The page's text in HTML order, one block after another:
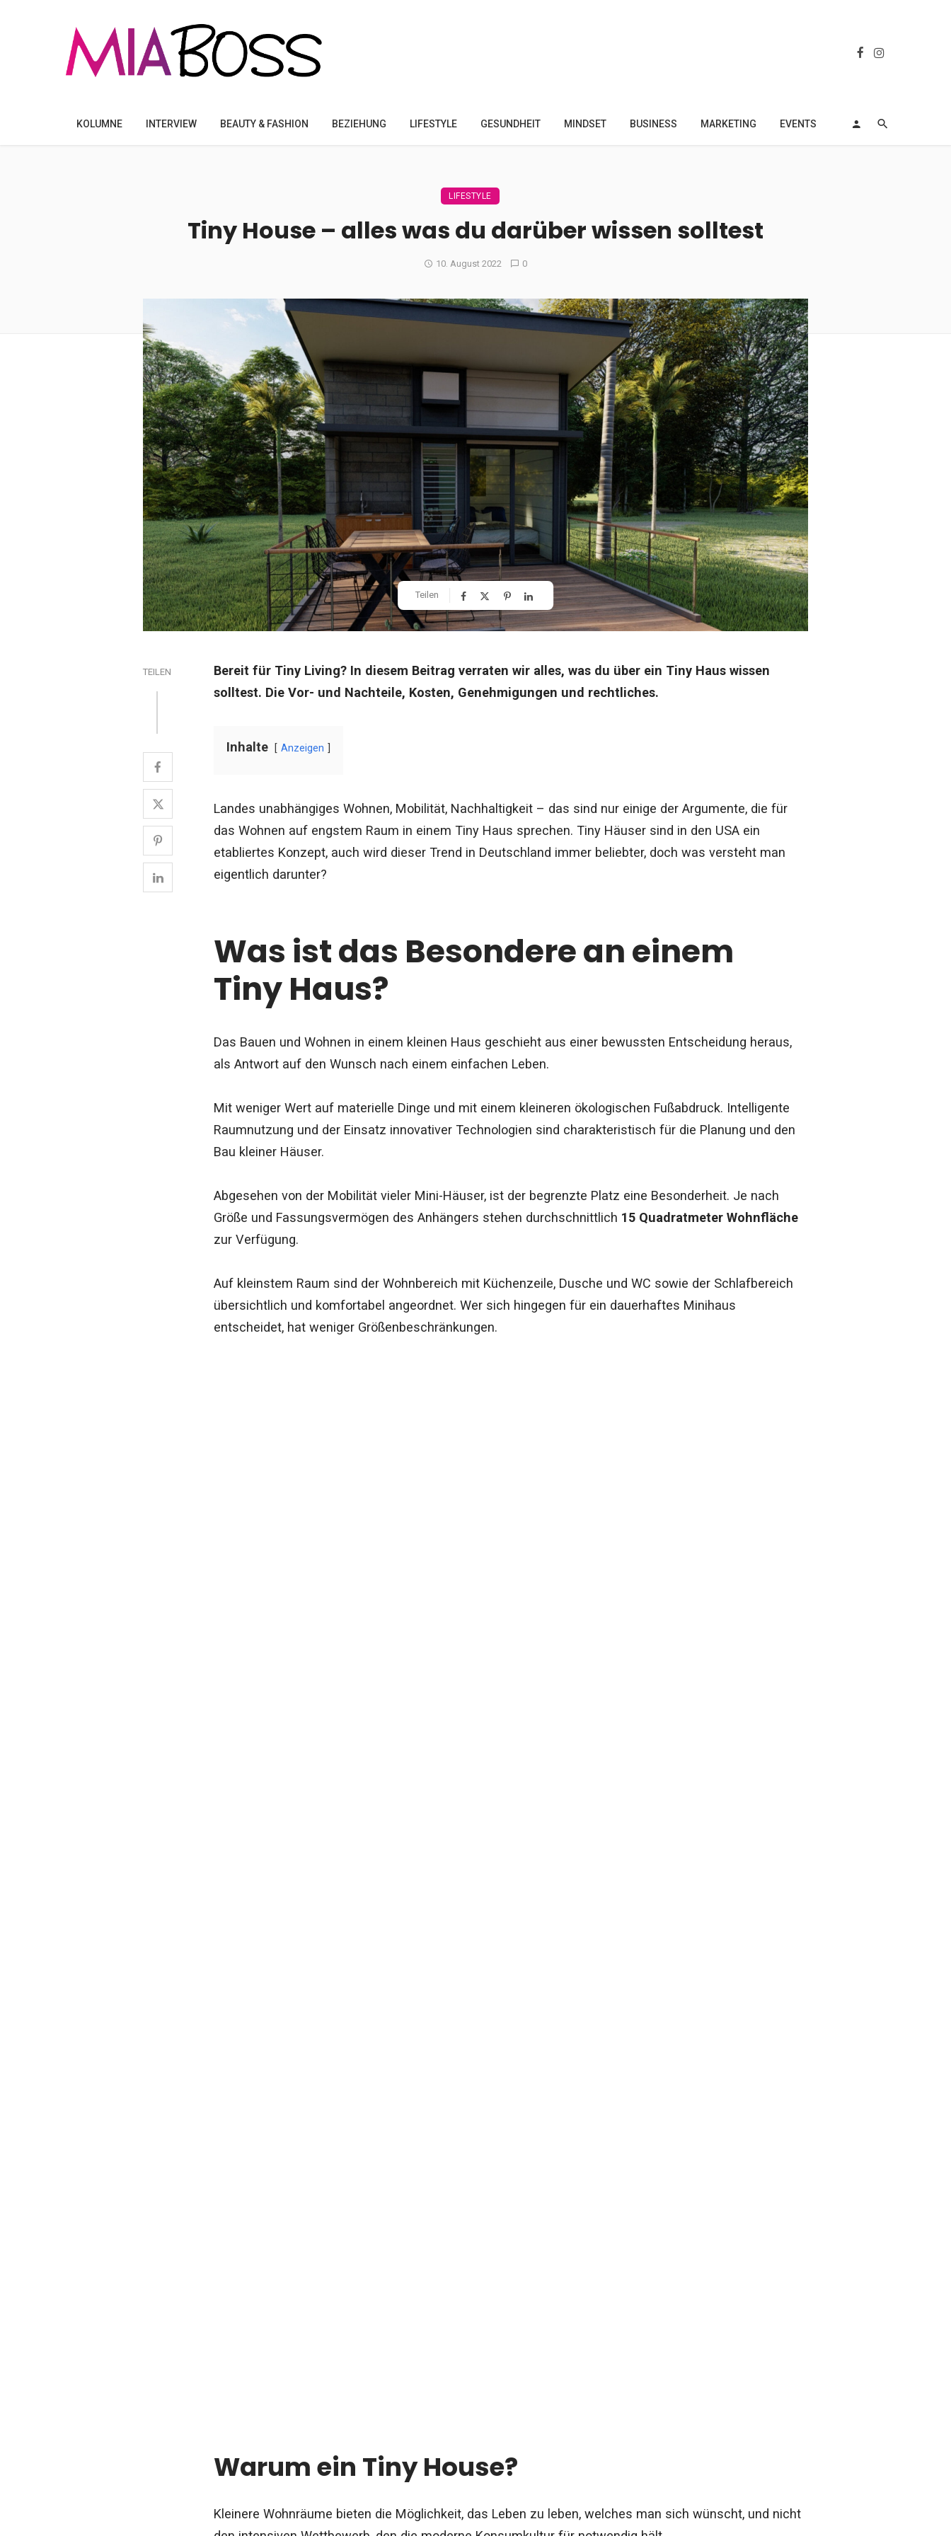
KOLUMNE INTERVIEW BEAUTY & FASHION BEZIEHUNG LIFESTYLE GESUNDHEIT MINDSET BUSINESS MARKETING EVENTS
LIFESTYLE
Tiny House – alles was du darüber wissen solltest
10. August 2022 0
Teilen
TEILEN
Bereit für Tiny Living? In diesem Beitrag verraten wir alles, was du über ein Tiny Haus wissen
solltest. Die Vor- und Nachteile, Kosten, Genehmigungen und rechtliches.
Inhalte Anzeigen
Landes unabhängiges Wohnen, Mobilität, Nachhaltigkeit – das sind nur einige der Argumente, die für
das Wohnen auf engstem Raum in einem Tiny Haus sprechen. Tiny Häuser sind in den USA ein
etabliertes Konzept, auch wird dieser Trend in Deutschland immer beliebter, doch was versteht man
eigentlich darunter?
Was ist das Besondere an einem
Tiny Haus?
Das Bauen und Wohnen in einem kleinen Haus geschieht aus einer bewussten Entscheidung heraus,
als Antwort auf den Wunsch nach einem einfachen Leben.
Mit weniger Wert auf materielle Dinge und mit einem kleineren ökologischen Fußabdruck. Intelligente
Raumnutzung und der Einsatz innovativer Technologien sind charakteristisch für die Planung und den
Bau kleiner Häuser.
Abgesehen von der Mobilität vieler Mini-Häuser, ist der begrenzte Platz eine Besonderheit. Je nach
Größe und Fassungsvermögen des Anhängers stehen durchschnittlich 15 Quadratmeter Wohnfläche
zur Verfügung.
Auf kleinstem Raum sind der Wohnbereich mit Küchenzeile, Dusche und WC sowie der Schlafbereich
übersichtlich und komfortabel angeordnet. Wer sich hingegen für ein dauerhaftes Minihaus
entscheidet, hat weniger Größenbeschränkungen.
Warum ein Tiny House?
Kleinere Wohnräume bieten die Möglichkeit, das Leben zu leben, welches man sich wünscht, und nicht